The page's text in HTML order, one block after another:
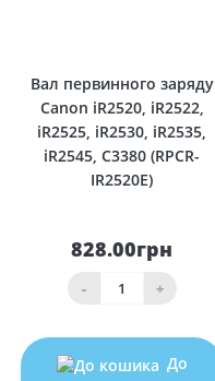
Вал первинного заряду
Canon iR2520, iR2522,
iR2525, iR2530, iR2535,
iR2545, C3380 (RPCR-
IR2520E)
828.00грн
- +
До